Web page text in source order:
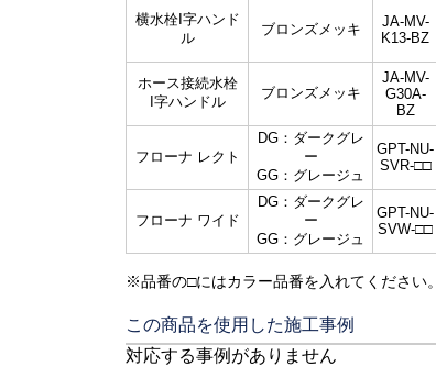
横水栓I字ハンド
ル
ブロンズメッキ
JA-MV-
K13-BZ
ホース接続水栓
I字ハンドル
ブロンズメッキ
JA-MV-
G30A-
BZ
フローナ レクト
DG：ダークグレ
ー
GG：グレージュ
GPT-NU-
SVR-□□
フローナ ワイド
DG：ダークグレ
ー
GG：グレージュ
GPT-NU-
SVW-□□
※品番の□にはカラー品番を入れてください。
この商品を使用した施工事例
対応する事例がありません